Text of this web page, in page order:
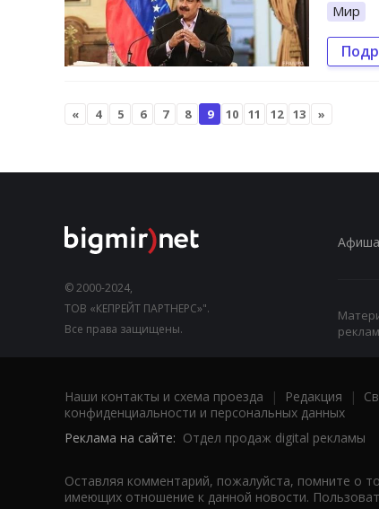
Мир
« 4 5 6 7 8 9 10 11 12 13 »
© 2000-2024,
ТОВ «КЕПРЕЙТ ПАРТНЕРС»".
Все права защищены.
Афиша
Наши контакты и схема проезда | Редакция |
конфиденциальности и персональных данных
Реклама на сайте: Отдел продаж digital рекламы
Оставляя комментарий, пожалуйста, помните о
имеющих отношение к данной новости.